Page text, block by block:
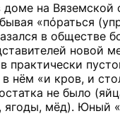
доме на Вяземской
«пόраться
в обществе
новой
практически
в нём «и кров, и
не было
мёд). Юный